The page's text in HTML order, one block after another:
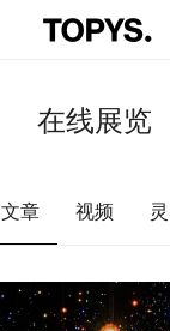
在线展览
文章 视频